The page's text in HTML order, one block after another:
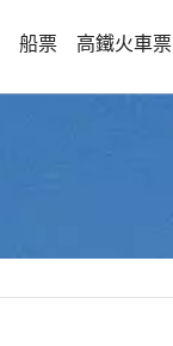
船票 高鐵火車票